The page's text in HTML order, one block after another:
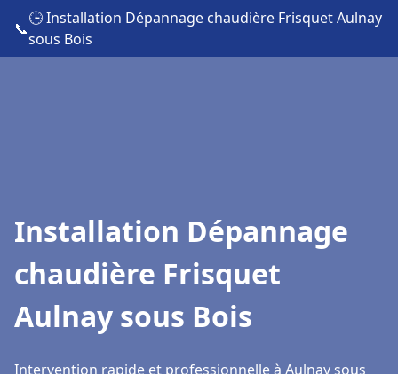
📞
🕒 Installation Dépannage chaudière Frisquet Aulnay
sous Bois
Installation Dépannage
chaudière Frisquet
Aulnay sous Bois
Intervention rapide et professionnelle à Aulnay sous